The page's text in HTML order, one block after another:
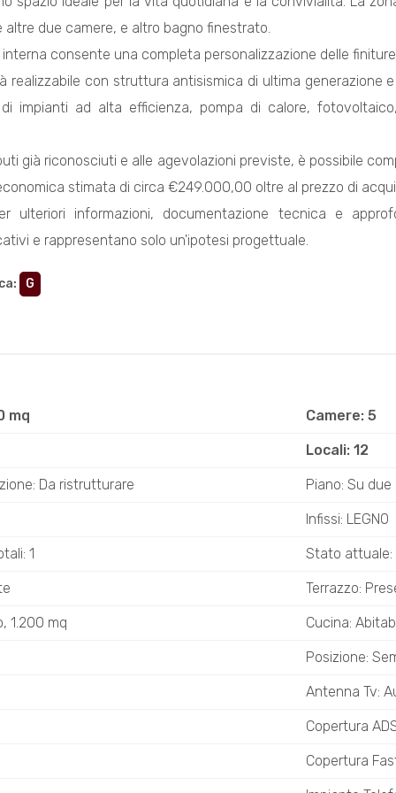
altre due camere, e altro bagno finestrato.
consente una completa personalizzazione delle
realizzabile con struttura antisismica di ultima generazione
di impianti ad alta efficienza, pompa di calore,
già riconosciuti e alle agevolazioni previste, è possibile
stimata di circa €249.000,00 oltre al prezzo di
ulteriori informazioni, documentazione tecnica e
e rappresentano solo un'ipotesi progettuale.
: G
mq Camere: 5
Locali: 12
Da ristrutturare Piano: Su due
Infissi: LEGNO
1 Stato attuale:
Terrazzo:
1.200 mq Cucina:
Posizione:
Antenna Tv:
Copertura
Copertura